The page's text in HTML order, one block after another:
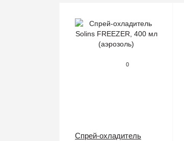
0
Спрей-охладитель